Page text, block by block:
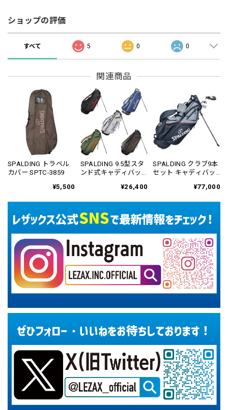
ショップの評価
すべて 5 0 0
関連商品
SPALDING トラベル
カバー SPTC-3859
¥5,500
SPALDING 9.5型スタ
ンド式キャディバッ
¥26,400
SPALDING クラブ9本
セット キャディバッ
¥77,000